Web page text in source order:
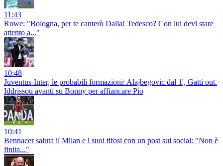
11:43
Rowe: "Bologna, per te canterò Dalla! Tedesco? Con lui devi stare
attento a..."
10:48
Juventus-Inter, le probabili formazioni: Alajbegovic dal 1', Gatti out.
Iddrissou avanti su Bonny per affiancare Pio
10:41
Bennacer saluta il Milan e i suoi tifosi con un post sui social: "Non è
finita..."